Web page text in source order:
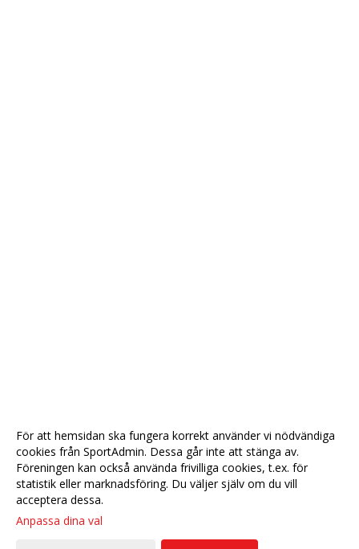
För att hemsidan ska fungera korrekt använder vi nödvändiga
cookies från SportAdmin. Dessa går inte att stänga av.
Föreningen kan också använda frivilliga cookies, t.ex. för
statistik eller marknadsföring. Du väljer själv om du vill
acceptera dessa.
Anpassa dina val